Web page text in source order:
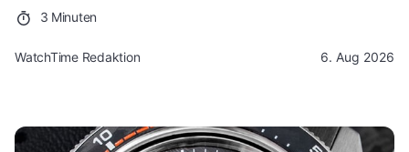
3 Minuten
WatchTime Redaktion 6. Aug 2026